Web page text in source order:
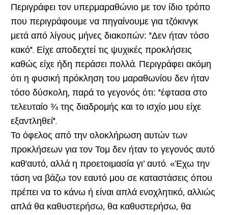
Περιγράφει τον υπερμαραθώνιο με τον ίδιο τρόπο
που περιγράφουμε να πηγαίνουμε για τζόκινγκ
μετά από λίγους μήνες διακοπών: "Δεν ήταν τόσο
κακό". Είχε αποδεχτεί τις ψυχικές προκλήσεις
καθώς είχε ήδη περάσει πολλά. Περιγράφει ακόμη
ότι η φυσική πρόκληση του μαραθωνίου δεν ήταν
τόσο δύσκολη, παρά το γεγονός ότι: "έφτασα στο
τελευταίο ¾ της διαδρομής και το ισχίο μου είχε
εξαντληθεί".
Το όφελος από την ολοκλήρωση αυτών των
προκλήσεων για τον Τομ δεν ήταν το γεγονός αυτό
καθ'αυτό, αλλά η προετοιμασία γι’ αυτό. «Έχω την
τάση να βάζω τον εαυτό μου σε καταστάσεις όπου
πρέπει να το κάνω ή είναι απλά ενοχλητικό, αλλιώς
απλά θα καθυστερήσω, θα καθυστερήσω, θα